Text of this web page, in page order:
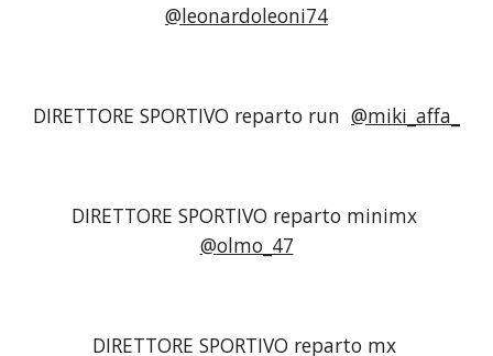
@leonardoleoni74
DIRETTORE SPORTIVO reparto run @miki_affa_
DIRETTORE SPORTIVO reparto minimx
@olmo_47
DIRETTORE SPORTIVO reparto mx